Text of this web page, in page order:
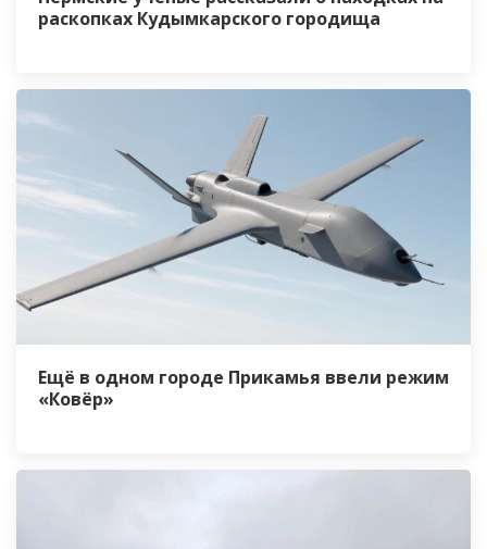
раскопках Кудымкарского городища
Ещё в одном городе Прикамья ввели режим
«Ковёр»